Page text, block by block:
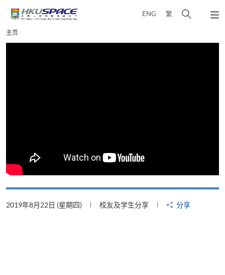
content
ENG 繁
弹
Main
content
主页
2019年8月22日 (星期四) 校友及学生分享 分享